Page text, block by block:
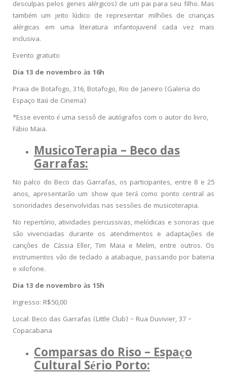
desculpas pelos genes alérgicos) de um pai para seu filho. Mas
também um jeito lúdico de representar milhões de crianças
alérgicas em uma literatura infantojuvenil cada vez mais
inclusiva.
Evento gratuito
Dia 13 de novembro às 16h
Praia de Botafogo, 316, Botafogo, Rio de Janeiro (Galeria do
Espaço Itaú de Cinema)
*Esse evento é uma sessõ de autógrafos com o autor do livro,
Fábio Maia.
MusicoTerapia – Beco das
Garrafas:
No palco do Beco das Garrafas, os participantes, entre 8 e 25
anos, apresentarão um show que terá como ponto central as
sonoridades desenvolvidas nas sessões de musicoterapia.
No repertório, atividades percussivas, melódicas e sonoras que
são vivenciadas durante os atendimentos e adaptações de
canções de Cássia Eller, Tim Maia e Melim, entre outros. Os
instrumentos vão de teclado a atabaque, passando por bateria
e xilofone.
Dia 13 de novembro às 15h
Ingresso: R$50,00
Local: Beco das Garrafas (Little Club) – Rua Duvivier, 37 –
Copacabana
Comparsas do Riso – Espaço
Cultural Sério Porto: